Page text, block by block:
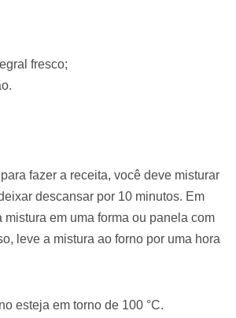
fresco;
fazer a receita, você deve misturar
descansar por 10 minutos. Em
em uma forma ou panela com
leve a mistura ao forno por uma hora
esteja em torno de 100 °C.